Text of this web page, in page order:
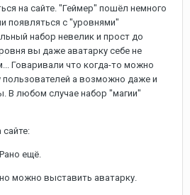
на сайте. "Геймер" пошёл немного
появляться с "уровнями"
набор невелик и прост до
вы даже аватарку себе не
Говаривали что когда-то можно
пользователей а возможно даже и
В любом случае набор "магии"
ещё.
можно выставить аватарку.